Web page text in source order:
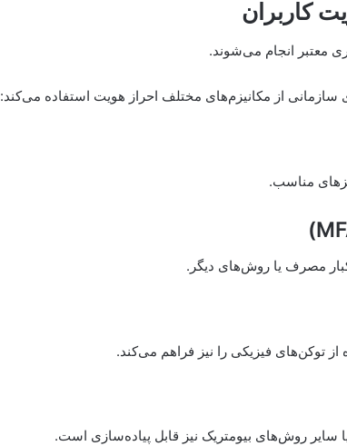
کاربران
معتبر انجام می‌شوند.
از مکانیزم‌های مختلف احراز هویت استفاده می‌کند:
مناسب.
مصرف یا روش‌های دیگر.
توکن‌های فیزیکی را نیز فراهم می‌کند.
سایر روش‌های بیومتریک نیز قابل پیاده‌سازی است.